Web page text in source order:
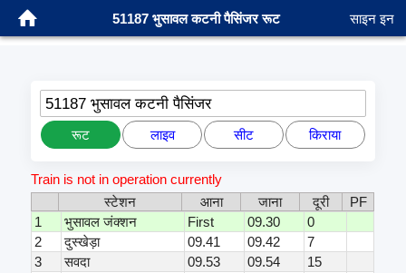
51187 भुसावल कटनी पैसिंजर रूट साइन इन
51187 भुसावल कटनी पैसिंजर
रूट लाइव सीट किराया
Train is not in operation currently
स्टेशन
आना जाना दूरी
PF
1
भुसावल जंक्शन First 09.30
0
2
दुस्खेड़ा 09.41 09.42
7
3
सवदा 09.53 09.54
15